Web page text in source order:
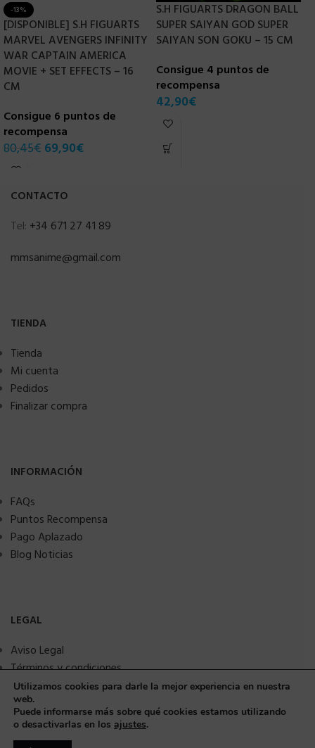
-13%
[DISPONIBLE] S.H FIGUARTS
MARVEL AVENGERS INFINITY
WAR CAPTAIN AMERICA
MOVIE + SET EFFECTS – 16
CM
Consigue 6 puntos de
recompensa
80,45€ 69,90€
S.H FIGUARTS DRAGON BALL
SUPER SAIYAN GOD SUPER
SAIYAN SON GOKU – 15 CM
Consigue 4 puntos de
recompensa
42,90€
CONTACTO
Tel: +34 671 27 41 89
mmsanime@gmail.com
TIENDA
Tienda
Mi cuenta
Pedidos
Finalizar compra
INFORMACIÓN
FAQs
Puntos Recompensa
Pago Aplazado
Blog Noticias
LEGAL
Aviso Legal
Términos y condiciones
Política de privacidad
Política de Cookies
Seguridad y protección a compradores
Utilizamos cookies para darle la mejor experiencia en nuestra
web.
Puede informarse más sobre qué cookies estamos utilizando
o desactivarlas en los ajustes.